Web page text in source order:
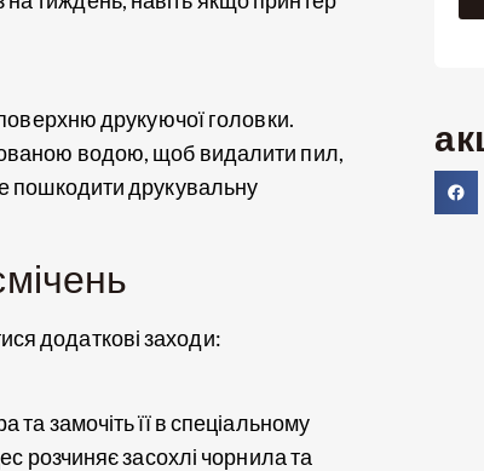
друкуючої головки.
водою, щоб видалити пил,
пошкодити друкувальну
додаткові заходи:
та замочіть її в спеціальному
розчиняє засохлі чорнила та